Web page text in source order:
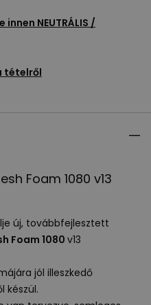
innen NEUTRÁLIS /
tételről
Foam 1080 v13
új, továbbfejlesztett
Foam 1080 v13
jól illeszkedő
készül.